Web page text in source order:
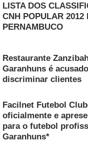
LISTA DOS
CNH POPULAR 2012
PERNAMBUCO
Restaurante
Garanhuns é
discriminar clientes
Facilnet Futebol
oficialmente e
para o futebol
Garanhuns*